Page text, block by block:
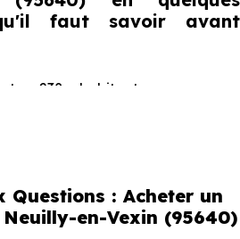
faut savoir avant
238 habitants, avec une
81.8 % d'actifs), 16.81 % de
et 20.17 % d'enfants. Un profil
Questions : Acheter un
en-Vexin (95640)